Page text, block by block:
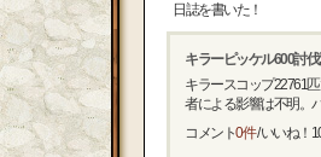
日誌を書いた！
キラーピッケル600討
キラースコップ22761
者による影響は不明。
コメント0件/ いいね！